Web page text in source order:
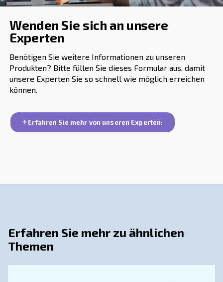
Belüftungssystem ordnungsgemäß konstruiert und
einen ausreichenden Luftstrom zu gewährleisten und
entfernen. Die Beratung mit unseren Spezialisten und
kann dazu beitragen, die korrekte Auslegung des
Verbessern Sie Ihr
unseren Experten
Eine ordnungsgemäße Belüftung des
Die Beratung durch Experten, die Planung saisonaler
und die Information über aktuelle Herausforderungen
dabei helfen, ein optimales Belüftungssystem
somit den Erfolg Ihres Druckluftsystems sicherzustellen.